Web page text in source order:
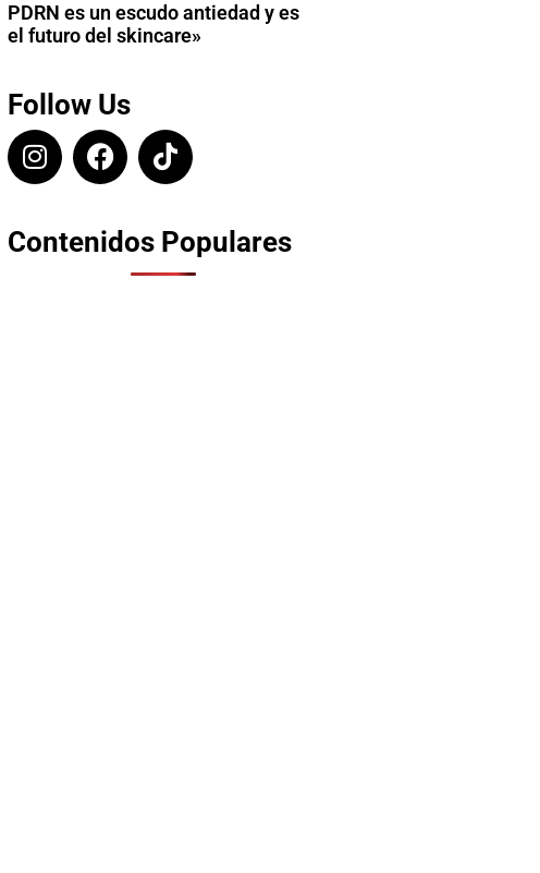
PDRN es un escudo antiedad y es
el futuro del skincare»
Follow Us
Contenidos Populares